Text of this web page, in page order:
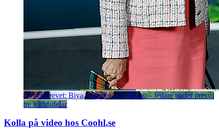
Nyhetsbrevet: Biya, Starmer och Trump – ledare under press i
tre världsdelar
Kolla på video hos Coohl.se